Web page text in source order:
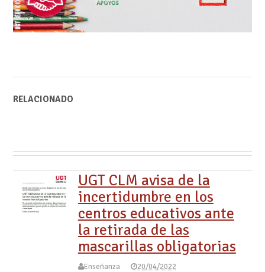
RELACIONADO
UGT CLM avisa de la
incertidumbre en los
centros educativos ante
la retirada de las
mascarillas obligatorias
Enseñanza 20/04/2022